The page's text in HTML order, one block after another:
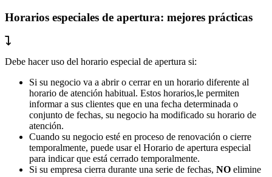
Horarios especiales de apertura: mejores prácticas
Debe hacer uso del horario especial de apertura si:
Si su negocio va a abrir o cerrar en un horario diferente al
horario de atención habitual. Estos horarios,le permiten
informar a sus clientes que en una fecha determinada o
conjunto de fechas, su negocio ha modificado su horario de
atención.
Cuando su negocio esté en proceso de renovación o cierre
temporalmente, puede usar el Horario de apertura especial
para indicar que está cerrado temporalmente.
Si su empresa cierra durante una serie de fechas, NO elimine